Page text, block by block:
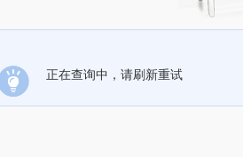
正在查询中，请刷新重试